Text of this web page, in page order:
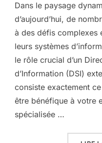
Dans le paysage
d’aujourd’hui, de
à des défis complexes
leurs systèmes
le rôle crucial d’un
d’Information (DSI)
consiste exactement
être bénéfique à votre
spécialisée …